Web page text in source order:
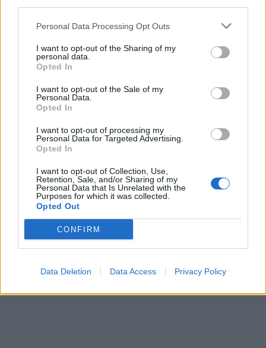
Personal Data Processing Opt Outs
I want to opt-out of the Sharing of my
personal data.
Opted In
I want to opt-out of the Sale of my
Personal Data.
Opted In
I want to opt-out of processing my
Personal Data for Targeted Advertising.
Opted In
I want to opt-out of Collection, Use,
Retention, Sale, and/or Sharing of my
Personal Data that Is Unrelated with the
Purposes for which it was collected.
Opted Out
CONFIRM
Data Deletion Data Access Privacy Policy